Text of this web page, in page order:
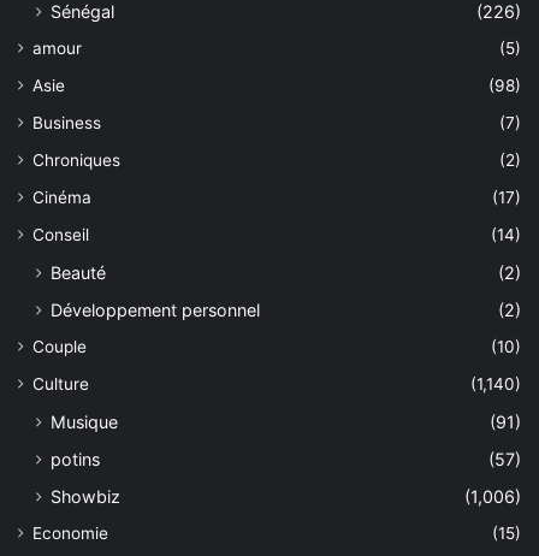
Sénégal
(226)
amour
(5)
Asie
(98)
Business
(7)
Chroniques
(2)
Cinéma
(17)
Conseil
(14)
Beauté
(2)
Développement personnel
(2)
Couple
(10)
Culture
(1,140)
Musique
(91)
potins
(57)
Showbiz
(1,006)
Economie
(15)